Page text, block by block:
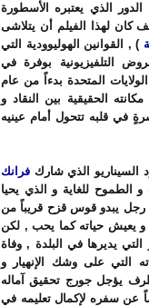
الذي يعتبره الأسطورة
كان لهذا الفيلم أن يتلاشى
) , القوانين الهوليوودية التي
التلفيزيونية بوفرة في
المتحدة بدءاً من عام
الحقيقية بين النقاد و
في قلبه تتحول أمام عينيه
السيناريو الذي شارك فرانك
الطموح للغاية و الذي يحيا
يبدو قوس قزح قريباً من
و يعيش حياته كما يحب , لكن
يديرها في البلدة , وفاة
التي على وشك الإنهيار و
يؤجل جورج تحقيق آماله
عن سفره لإكمال تعليمه في